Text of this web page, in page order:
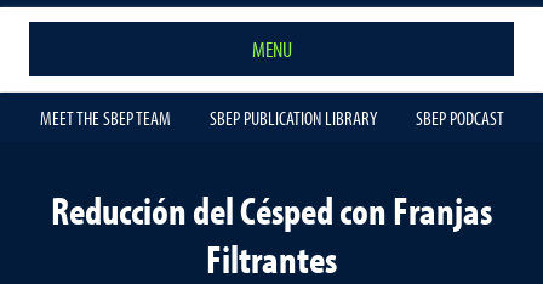
MENU
MEET THE SBEP TEAM SBEP PUBLICATION LIBRARY SBEP PODCAST
Reducción del Césped con Franjas
Filtrantes